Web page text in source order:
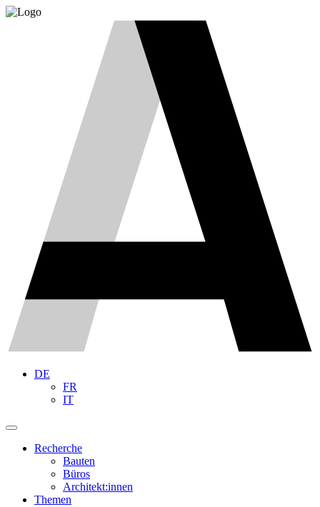
DE
FR
IT
Recherche
Bauten
Büros
Architekt:innen
Themen